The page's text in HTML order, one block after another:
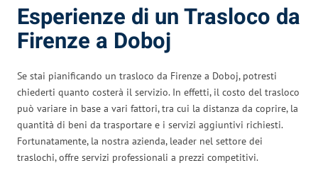
Esperienze di un Trasloco da
Firenze a Doboj
Se stai pianificando un trasloco da Firenze a Doboj, potresti
chiederti quanto costerà il servizio. In effetti, il costo del trasloco
può variare in base a vari fattori, tra cui la distanza da coprire, la
quantità di beni da trasportare e i servizi aggiuntivi richiesti.
Fortunatamente, la nostra azienda, leader nel settore dei
traslochi, offre servizi professionali a prezzi competitivi.